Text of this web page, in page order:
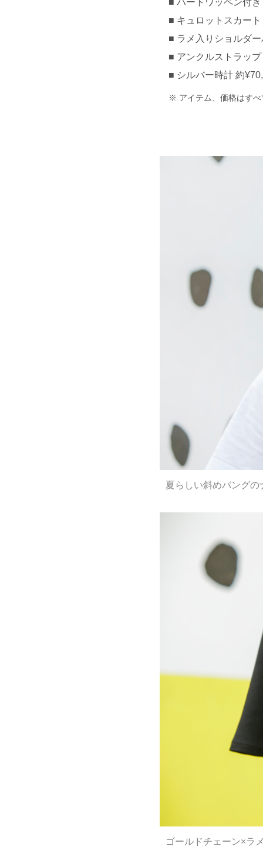
ハートワッペン付
キュロットスカー
ラメ入りショルダ
アンクルストラッ
シルバー時計 約
アイテム、価格はす
夏らしい斜めバング
ゴールドチェーン×ラ